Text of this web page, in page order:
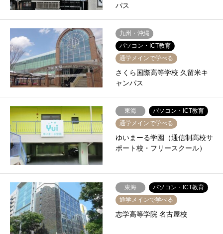
パス
九州・沖縄
パソコン・ICT教育
通学メインで学べる
さくら国際高等学校 久留米キ
ャンパス
東海
パソコン・ICT教育
通学メインで学べる
ゆいまーる学園（通信制高校サ
ポート校・フリースクール）
東海
パソコン・ICT教育
通学メインで学べる
志学高等学院 名古屋校